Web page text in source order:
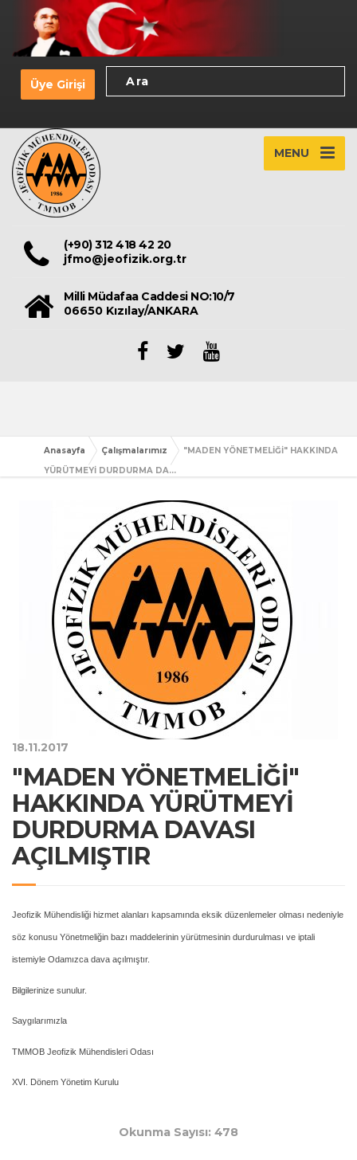
Üye Girişi
MENU
(+90) 312 418 42 20
jfmo@jeofizik.org.tr
Milli Müdafaa Caddesi NO:10/7
06650 Kızılay/ANKARA
Anasayfa Çalışmalarımız
"MADEN YÖNETMELİĞİ" HAKKINDA
YÜRÜTMEYİ DURDURMA DA...
18.11.2017
"MADEN YÖNETMELİĞİ"
HAKKINDA YÜRÜTMEYİ
DURDURMA DAVASI
AÇILMIŞTIR
Jeofizik Mühendisliği hizmet alanları kapsamında eksik düzenlemeler olması nedeniyle
söz konusu Yönetmeliğin bazı maddelerinin yürütmesinin durdurulması ve iptali
istemiyle Odamızca dava açılmıştır.
Bilgilerinize sunulur.
Saygılarımızla
TMMOB Jeofizik Mühendisleri Odası
XVI. Dönem Yönetim Kurulu
Okunma Sayısı: 478